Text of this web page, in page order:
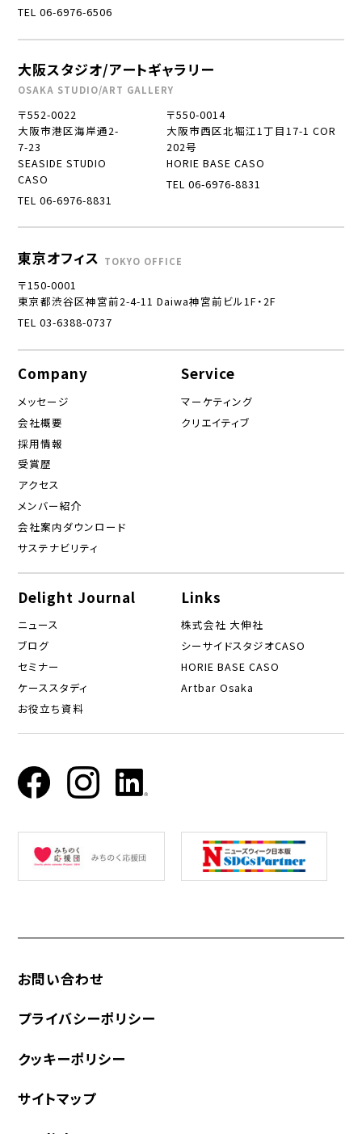
TEL 06-6976-6506
大阪スタジオ/アートギャラリー
OSAKA STUDIO/ART GALLERY
〒552-0022
大阪市港区海岸通2-
7-23
SEASIDE STUDIO
CASO
TEL 06-6976-8831
〒550-0014
大阪市西区北堀江1丁目17-1 COR
202号
HORIE BASE CASO
TEL 06-6976-8831
東京オフィス TOKYO OFFICE
〒150-0001
東京都渋谷区神宮前2-4-11 Daiwa神宮前ビル1F・2F
TEL 03-6388-0737
Company
メッセージ
会社概要
採用情報
受賞歴
アクセス
メンバー紹介
会社案内ダウンロード
サステナビリティ
Service
マーケティング
クリエイティブ
Delight Journal
ニュース
ブログ
セミナー
ケーススタディ
お役立ち資料
Links
株式会社 大伸社
シーサイドスタジオCASO
HORIE BASE CASO
Artbar Osaka
お問い合わせ
プライバシーポリシー
クッキーポリシー
サイトマップ